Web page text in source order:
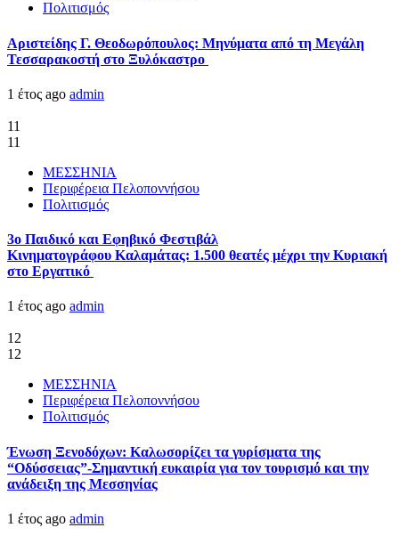
Πολιτισμός
Αριστείδης Γ. Θεοδωρόπουλος: Μηνύματα από τη Μεγάλη
Τεσσαρακοστή στο Ξυλόκαστρο
1 έτος ago admin
11
11
ΜΕΣΣΗΝΙΑ
Περιφέρεια Πελοποννήσου
Πολιτισμός
3ο Παιδικό και Εφηβικό Φεστιβάλ
Κινηματογράφου Καλαμάτας: 1.500 θεατές μέχρι την Κυριακή
στο Εργατικό
1 έτος ago admin
12
12
ΜΕΣΣΗΝΙΑ
Περιφέρεια Πελοποννήσου
Πολιτισμός
Ένωση Ξενοδόχων: Καλωσορίζει τα γυρίσματα της
“Οδύσσειας”-Σημαντική ευκαιρία για τον τουρισμό και την
ανάδειξη της Μεσσηνίας
1 έτος ago admin